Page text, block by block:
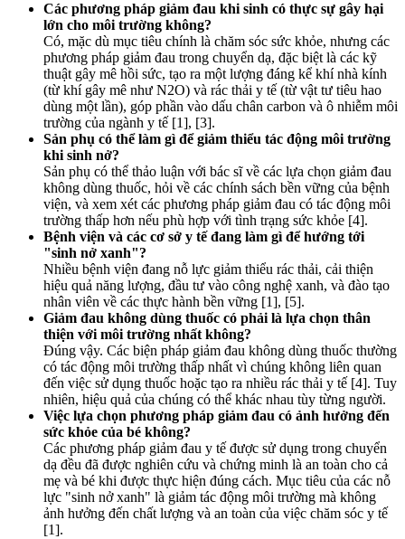
Các phương pháp giảm đau khi sinh có thực sự gây hại
lớn cho môi trường không?
Có, mặc dù mục tiêu chính là chăm sóc sức khỏe, nhưng các
phương pháp giảm đau trong chuyển dạ, đặc biệt là các kỹ
thuật gây mê hồi sức, tạo ra một lượng đáng kể khí nhà kính
(từ khí gây mê như N2O) và rác thải y tế (từ vật tư tiêu hao
dùng một lần), góp phần vào dấu chân carbon và ô nhiễm môi
trường của ngành y tế [1], [3].
Sản phụ có thể làm gì để giảm thiểu tác động môi trường
khi sinh nở?
Sản phụ có thể thảo luận với bác sĩ về các lựa chọn giảm đau
không dùng thuốc, hỏi về các chính sách bền vững của bệnh
viện, và xem xét các phương pháp giảm đau có tác động môi
trường thấp hơn nếu phù hợp với tình trạng sức khỏe [4].
Bệnh viện và các cơ sở y tế đang làm gì để hướng tới
"sinh nở xanh"?
Nhiều bệnh viện đang nỗ lực giảm thiểu rác thải, cải thiện
hiệu quả năng lượng, đầu tư vào công nghệ xanh, và đào tạo
nhân viên về các thực hành bền vững [1], [5].
Giảm đau không dùng thuốc có phải là lựa chọn thân
thiện với môi trường nhất không?
Đúng vậy. Các biện pháp giảm đau không dùng thuốc thường
có tác động môi trường thấp nhất vì chúng không liên quan
đến việc sử dụng thuốc hoặc tạo ra nhiều rác thải y tế [4]. Tuy
nhiên, hiệu quả của chúng có thể khác nhau tùy từng người.
Việc lựa chọn phương pháp giảm đau có ảnh hưởng đến
sức khỏe của bé không?
Các phương pháp giảm đau y tế được sử dụng trong chuyển
dạ đều đã được nghiên cứu và chứng minh là an toàn cho cả
mẹ và bé khi được thực hiện đúng cách. Mục tiêu của các nỗ
lực "sinh nở xanh" là giảm tác động môi trường mà không
ảnh hưởng đến chất lượng và an toàn của việc chăm sóc y tế
[1].